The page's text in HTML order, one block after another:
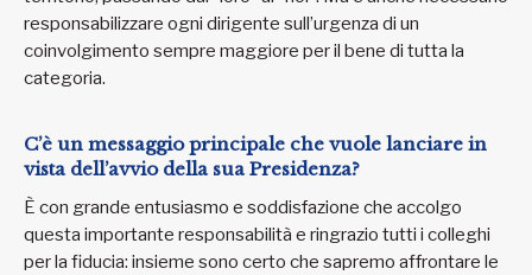
responsabilizzare ogni dirigente sull’urgenza di un
coinvolgimento sempre maggiore per il bene di tutta la
categoria.
C’è un messaggio principale che vuole lanciare in
vista dell’avvio della sua Presidenza?
È con grande entusiasmo e soddisfazione che accolgo
questa importante responsabilità e ringrazio tutti i colleghi
per la fiducia: insieme sono certo che sapremo affrontare le